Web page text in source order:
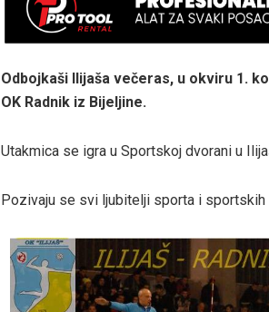
Odbojkaši Ilijaša večeras, u okviru 1.
OK Radnik iz Bijeljine.
Utakmica se igra u Sportskoj dvorani u
Pozivaju se svi ljubitelji sporta i